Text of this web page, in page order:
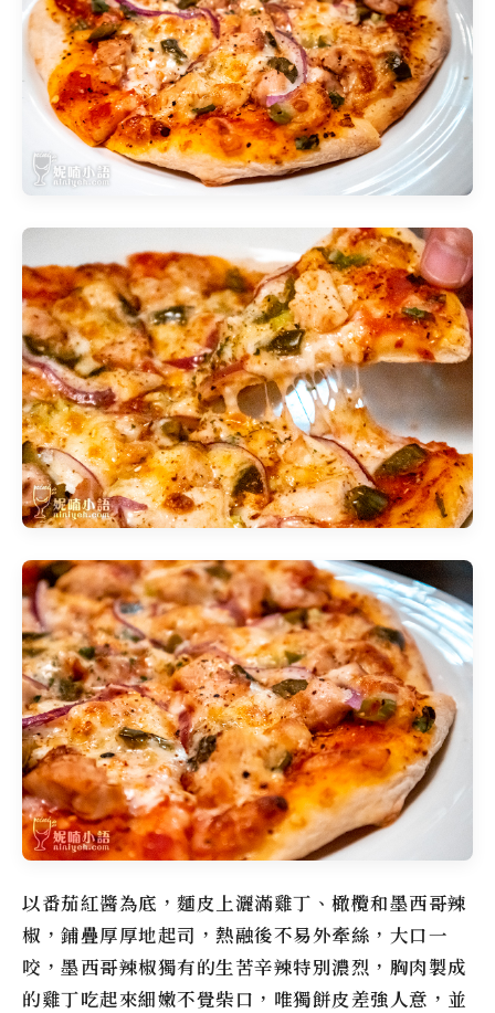
以番茄紅醬為底，麵皮上灑滿雞丁、橄欖和墨西哥辣
椒，鋪疊厚厚地起司，熱融後不易外牽絲，大口一
咬，墨西哥辣椒獨有的生苦辛辣特別濃烈，胸肉製成
的雞丁吃起來細嫩不覺柴口，唯獨餅皮差強人意，並